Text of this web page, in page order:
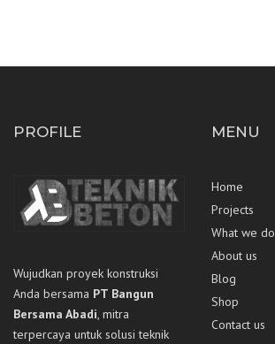
PROFILE
Wujudkan proyek konstruksi
Anda bersama PT Bangun
Bersama Abadi, mitra
terpercaya untuk solusi teknik
MENU
Home
Projects
What we do
About us
Blog
Shop
Contact us